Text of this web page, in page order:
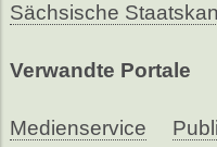
Sächsische
Verwandte Portale
Medienservice